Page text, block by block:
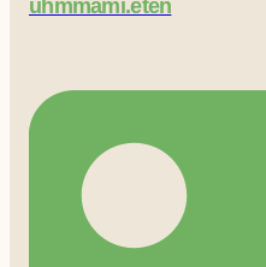
uhmmami.eten